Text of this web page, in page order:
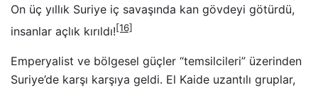
On üç yıllık Suriye iç savaşında kan gövdeyi götürdü,
insanlar açlık kırıldı![16]
Emperyalist ve bölgesel güçler “temsilcileri” üzerinden
Suriye’de karşı karşıya geldi. El Kaide uzantılı gruplar,